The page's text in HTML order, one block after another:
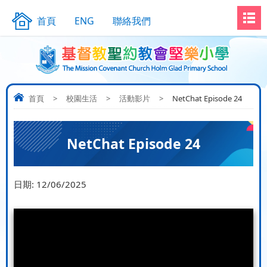
首頁 ENG 聯絡我們
首頁 > 校園生活 > 活動影片 > NetChat Episode 24
NetChat Episode 24
日期: 12/06/2025